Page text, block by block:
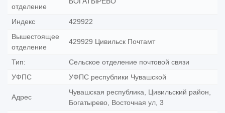
отделение
Индекс
429922
Вышестоящее
отделение
429929 Цивильск Почтамт
Тип:
Сельское отделение почтовой связи
УФПС
УФПС республики Чувашской
Адрес
Чувашская республика, Цивильский район,
Богатырево, Восточная ул, 3